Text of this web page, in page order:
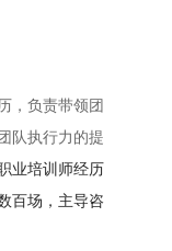
，负责带领团
队执行力的提
业培训师经历
百场，主导咨